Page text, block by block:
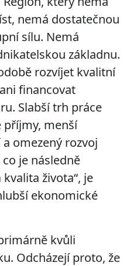
nemá dostatečnou
sílu. Nemá
základnu.
rozvíjet kvalitní
financovat
Slabší trh práce
příjmy, menší
omezený rozvoj
je následně
života“, je
ekonomické
kvůli
Odcházejí proto, že